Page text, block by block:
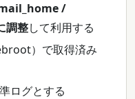
/
調整して利用する
）で取得済み
ログとする